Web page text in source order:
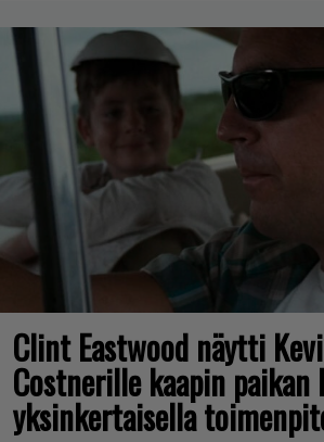
Clint Eastwood näytti
Costnerille kaapin paikan
yksinkertaisella